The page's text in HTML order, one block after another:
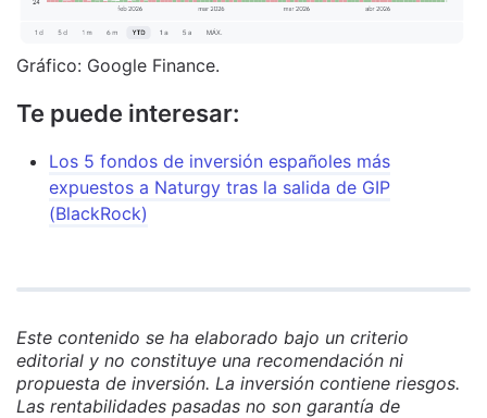
Gráfico: Google Finance.
Te puede interesar:
Los 5 fondos de inversión españoles más
expuestos a Naturgy tras la salida de GIP
(BlackRock)
Este contenido se ha elaborado bajo un criterio
editorial y no constituye una recomendación ni
propuesta de inversión. La inversión contiene riesgos.
Las rentabilidades pasadas no son garantía de